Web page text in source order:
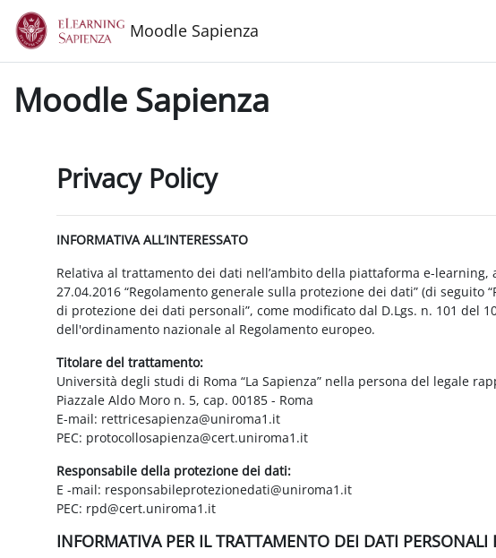
Vai al contenuto principale
Moodle Sapienza
Moodle Sapienza
Privacy Policy
INFORMATIVA ALL’INTERESSATO
Relativa al trattamento dei dati nell’ambito della piattaforma e-learning,
27.04.2016 “Regolamento generale sulla protezione dei dati” (di seguito
di protezione dei dati personali”, come modificato dal D.Lgs. n. 101 del
dell'ordinamento nazionale al Regolamento europeo.
Titolare del trattamento:
Università degli studi di Roma “La Sapienza” nella persona del legale
Piazzale Aldo Moro n. 5, cap. 00185 - Roma
E-mail: rettricesapienza@uniroma1.it
PEC: protocollosapienza@cert.uniroma1.it
Responsabile della protezione dei dati:
E -mail: responsabileprotezionedati@uniroma1.it
PEC: rpd@cert.uniroma1.it
INFORMATIVA PER IL TRATTAMENTO DEI DATI